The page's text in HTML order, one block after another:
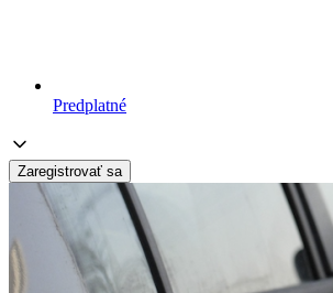
Predplatné
Zaregistrovať sa